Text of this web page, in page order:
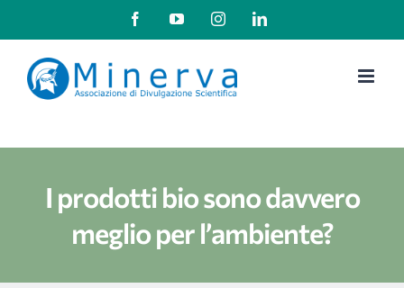
contenuto
FacebookYouTubeInstagramLinkedIn
I prodotti bio sono davvero
meglio per l’ambiente?